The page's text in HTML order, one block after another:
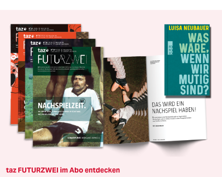
taz FUTURZWEI im Abo entdecken